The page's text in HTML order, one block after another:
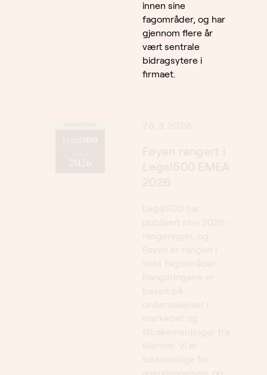
innen sine
fagområder, og har
gjennom flere år
vært sentrale
bidragsytere i
firmaet.